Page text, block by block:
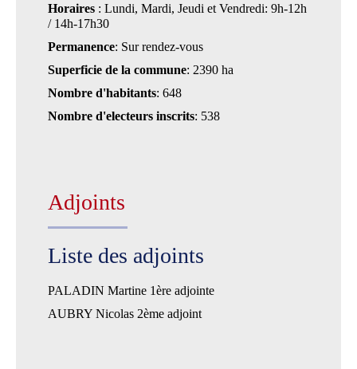
Horaires : Lundi, Mardi, Jeudi et Vendredi: 9h-12h
/ 14h-17h30
Permanence: Sur rendez-vous
Superficie de la commune: 2390 ha
Nombre d'habitants: 648
Nombre d'electeurs inscrits: 538
Adjoints
Liste des adjoints
PALADIN Martine 1ère adjointe
AUBRY Nicolas 2ème adjoint